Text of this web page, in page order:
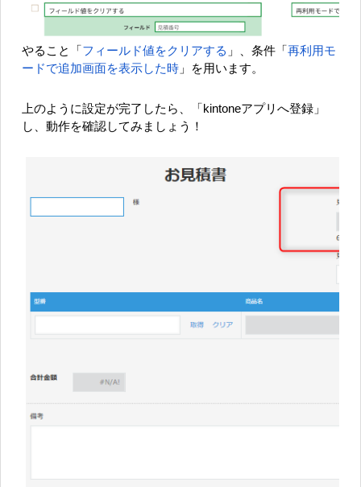
やること「 フィールド値をクリアする 」、条件「 再利用モ
ードで追加画面を表示した時 」を用います。
上のように設定が完了したら、「kintoneアプリへ登録」
し、動作を確認してみましょう！